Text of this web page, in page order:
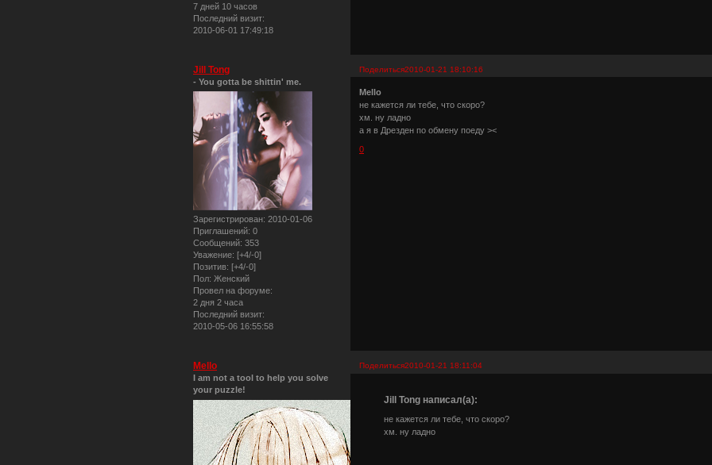
7 дней 10 часов
Последний визит:
2010-06-01 17:49:18
Поделиться2010-01-21 18:10:16
Jill Tong
- You gotta be shittin' me.
Зарегистрирован: 2010-01-06
Приглашений: 0
Сообщений: 353
Уважение: [+4/-0]
Позитив: [+4/-0]
Пол: Женский
Провел на форуме:
2 дня 2 часа
Последний визит:
2010-05-06 16:55:58
Mello
не кажется ли тебе, что скоро?
хм. ну ладно
а я в Дрезден по обмену поеду ><
0
Поделиться2010-01-21 18:11:04
Mello
I am not a tool to help you solve
your puzzle!
Jill Tong написал(а):
не кажется ли тебе, что скоро?
хм. ну ладно